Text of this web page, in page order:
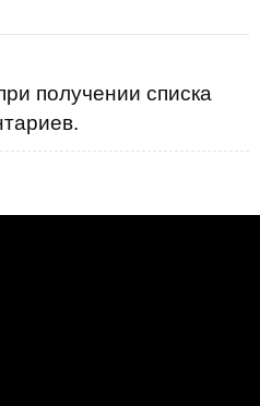
получении списка